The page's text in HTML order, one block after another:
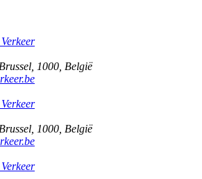
Brussel 1000 België
Brussel 1000 België